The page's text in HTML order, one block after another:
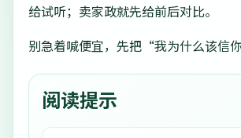
给试听；卖家政就先给前后对比。
别急着喊便宜，先把“我为什么该信
阅读提示